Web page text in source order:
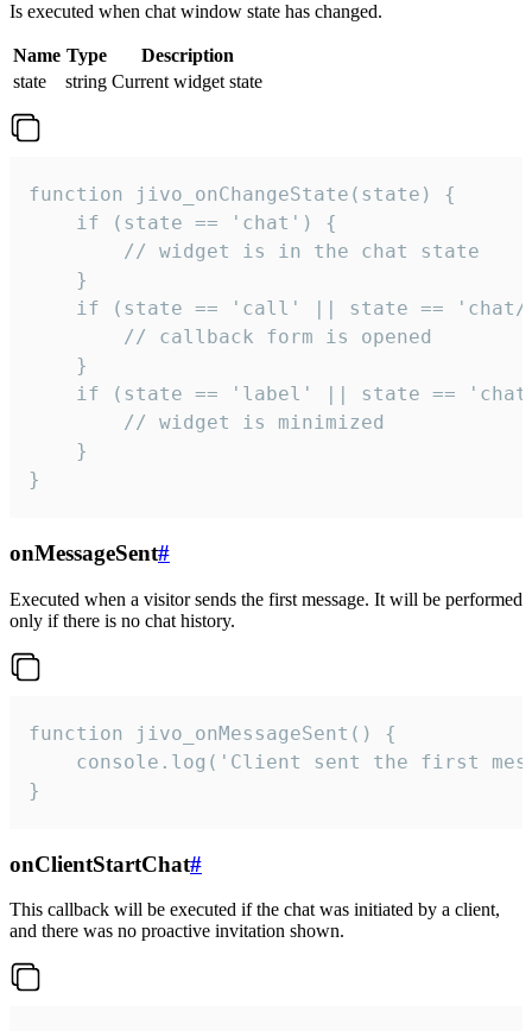
Is executed when chat window state has changed.
Name Type
Description
state
string Current widget state
function jivo_onChangeState(state) {
    if (state == 'chat') {
        // widget is in the chat state
    }
if (state == 'call' || state ==
        // callback form is opened
    }
if (state == 'label' || state ==
        // widget is minimized
    }
}
onMessageSent#
Executed when a visitor sends the first message. It will be performed
only if there is no chat history.
function jivo_onMessageSent() {
console.log('Client sent the first
}
onClientStartChat#
This callback will be executed if the chat was initiated by a client,
and there was no proactive invitation shown.